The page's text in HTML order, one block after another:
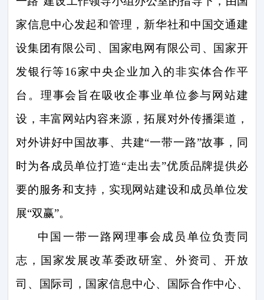
家信息中心发起和管理，新华社和中国交通建
设集团有限公司、国家电网有限公司、国家开
发银行等16家中央企业加入的非实体合作平
台。理事会旨在吸收企事业单位参与网站建
设，丰富网站内容来源，拓展对外传播渠道，
对外讲好中国故事、共建“一带一路”故事，同
时为各成员单位打造“走出去”优质品牌提供必
要的服务和支持，实现网站建设和成员单位发
展“双赢”。
中国一带一路网理事会成员单位负责同
志，国家发展改革委政研室、外资司、开放
司、国际司，国家信息中心、国际合作中心、